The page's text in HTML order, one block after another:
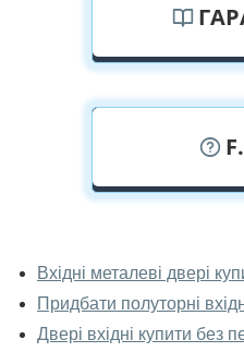
Так, можна подивитися
фірмовому салоні-
Вхідні металеві двері
Придбати полуторні
Двері вхідні купити без